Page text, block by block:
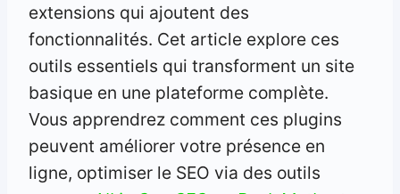
extensions qui ajoutent des
fonctionnalités. Cet article explore ces
outils essentiels qui transforment un site
basique en une plateforme complète.
Vous apprendrez comment ces plugins
peuvent améliorer votre présence en
ligne, optimiser le SEO via des outils